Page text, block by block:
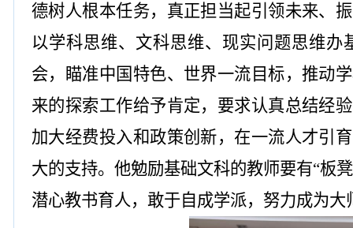
德树人根本任务，真正担当起引领未来、
以学科思维、文科思维、现实问题思维
会，瞄准中国特色、世界一流目标，推动
来的探索工作给予肯定，要求认真总结经
加大经费投入和政策创新，在一流人才引
大的支持。他勉励基础文科的教师要有“板
潜心教书育人，敢于自成学派，努力成为大